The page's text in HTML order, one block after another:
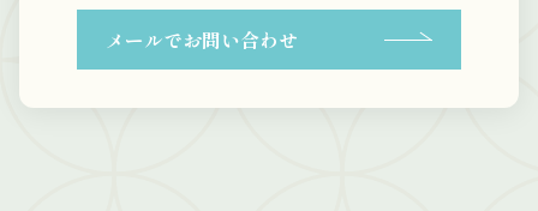
メールでお問い合わせ